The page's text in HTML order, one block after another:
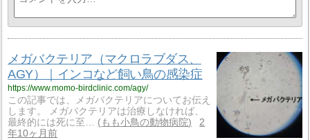
メガバクテリア（マクロラブダス、
AGY）｜インコなど飼い鳥の感染症
https://www.momo-birdclinic.com/agy/
この記事では、メガバクテリアについてお伝え
します。 メガバクテリアは治療しなければ、
最終的には死に至…
もも小鳥の動物病院
2
年10ヶ月前